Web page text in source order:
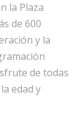
la Plaza
de 600
y la
de todas
edad y